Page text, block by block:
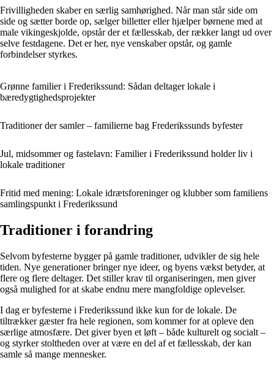
Frivilligheden skaber en særlig samhørighed. Når man står side om
side og sætter borde op, sælger billetter eller hjælper børnene med at
male vikingeskjolde, opstår der et fællesskab, der rækker langt ud over
selve festdagene. Det er her, nye venskaber opstår, og gamle
forbindelser styrkes.
Grønne familier i Frederikssund: Sådan deltager lokale i
bæredygtighedsprojekter
Traditioner der samler – familierne bag Frederikssunds byfester
Jul, midsommer og fastelavn: Familier i Frederikssund holder liv i
lokale traditioner
Fritid med mening: Lokale idrætsforeninger og klubber som familiens
samlingspunkt i Frederikssund
Traditioner i forandring
Selvom byfesterne bygger på gamle traditioner, udvikler de sig hele
tiden. Nye generationer bringer nye ideer, og byens vækst betyder, at
flere og flere deltager. Det stiller krav til organiseringen, men giver
også mulighed for at skabe endnu mere mangfoldige oplevelser.
I dag er byfesterne i Frederikssund ikke kun for de lokale. De
tiltrækker gæster fra hele regionen, som kommer for at opleve den
særlige atmosfære. Det giver byen et løft – både kulturelt og socialt –
og styrker stoltheden over at være en del af et fællesskab, der kan
samle så mange mennesker.